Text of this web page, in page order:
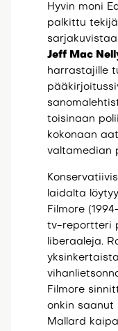
Hyvin moni
palkittu
Jeff Mac
harrastajille
toisinaan
kokonaan
valtamedian
laidalta löytyy
Filmore
tv-reportteri
liberaaleja.
Filmore
onkin saanut
Mallard